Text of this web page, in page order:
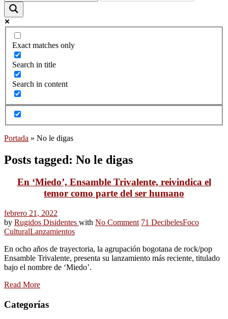
Exact matches only
Search in title
Search in content
Portada » No le digas
Posts tagged: No le digas
En ‘Miedo’, Ensamble Trivalente, reivindica el
temor como parte del ser humano
febrero 21, 2022
by Rugidos Disidentes with No Comment 71 DecibelesFoco
CulturalLanzamientos
En ocho años de trayectoria, la agrupación bogotana de rock/pop
Ensamble Trivalente, presenta su lanzamiento más reciente, titulado
bajo el nombre de ‘Miedo’.
Read More
Categorías